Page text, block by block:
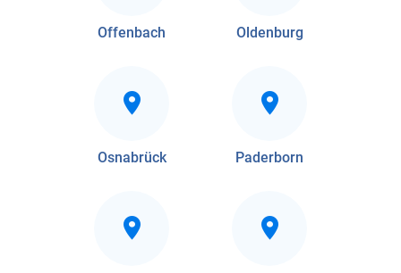
Offenbach Oldenburg
Osnabrück Paderborn